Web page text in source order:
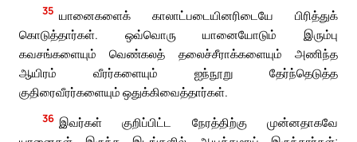
35 யானைகளைக் காலாட்படையினரிடையே பிரித்துக்
கொடுத்தார்கள். ஒவ்வொரு யானையோடும் இரும்பு
கவசங்களையும் வெண்கலத் தலைச்சீராக்களையும் அணிந்த
ஆயிரம் வீரர்களையும் ஐந்நூறு தேர்ந்தெடுத்த
குதிரைவீரர்களையும் ஒதுக்கிவைத்தார்கள்.
36 இவர்கள் குறிப்பிட்ட நேரத்திற்கு முன்னதாகவே